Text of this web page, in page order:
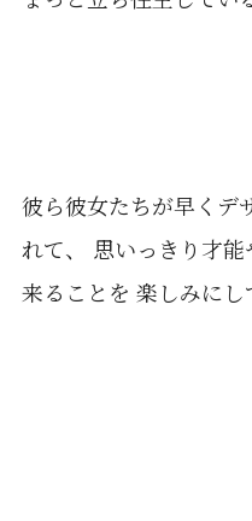
彼ら彼女たちが早くデ
れて、 思いっきり才
来ることを 楽しみにし